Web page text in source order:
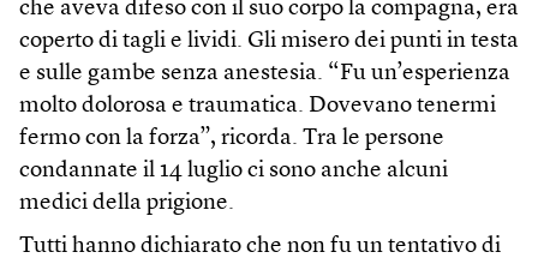
che aveva difeso con il suo corpo la compagna, era
coperto di tagli e lividi. Gli misero dei punti in testa
e sulle gambe senza anestesia. “Fu un’esperienza
molto dolorosa e traumatica. Dovevano tenermi
fermo con la forza”, ricorda. Tra le persone
condannate il 14 luglio ci sono anche alcuni
medici della prigione.
Tutti hanno dichiarato che non fu un tentativo di